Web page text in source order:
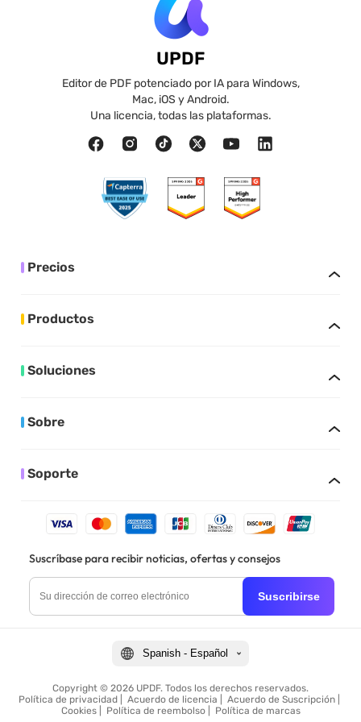
UPDF
Editor de PDF potenciado por IA para Windows,
Mac, iOS y Android.
Una licencia, todas las plataformas.
Precios
Productos
Soluciones
Sobre
Soporte
Suscríbase para recibir noticias, ofertas y consejos
Suscribirse
Spanish - Español
Copyright © 2026 UPDF. Todos los derechos reservados.
Política de privacidad
Acuerdo de licencia Acuerdo de Suscripción
Cookies| Política de reembolso| Política de marcas